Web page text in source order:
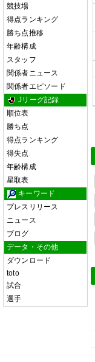
競技場
得点ランキング
勝ち点推移
年齢構成
スタッフ
関係者ニュース
関係者エピソード
Jリーグ記録
順位表
勝ち点
得点ランキング
得失点
年齢構成
星取表
キーワード
プレスリリース
ニュース
ブログ
データ・その他
ダウンロード
toto
試合
選手